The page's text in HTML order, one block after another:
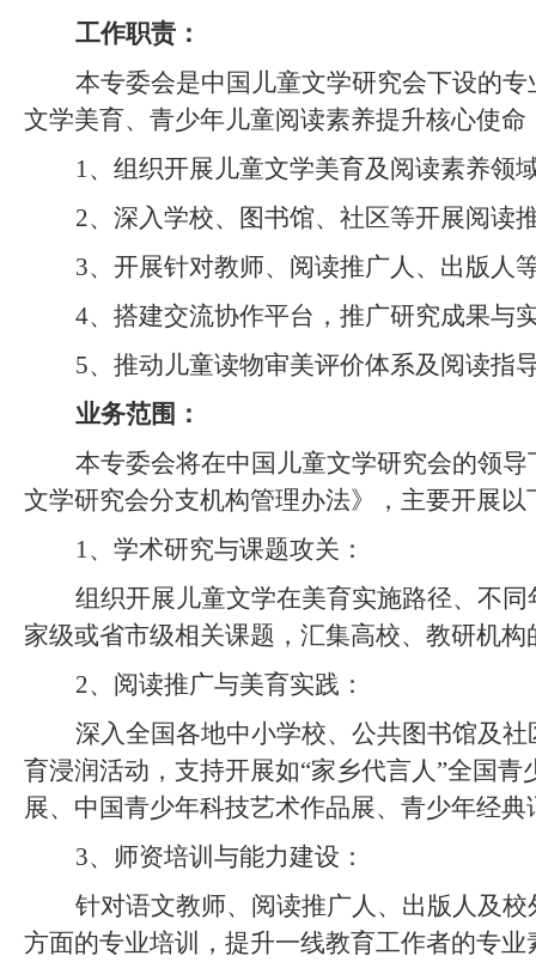
工作职责：
本专委会是中国儿童文学研究会下设的
文学美育、青少年儿童阅读素养提升核心使
1、 组织开展儿童文学美育及阅读素养领
2、 深入学校、图书馆、社区等开展阅读
3、 开展针对教师、阅读推广人、出版人
4、 搭建交流协作平台，推广研究成果与
5、 推动儿童读物审美评价体系及阅读指
业务范围：
本专委会将在中国儿童文学研究会的领
文学研究会分支机构管理办法》，主要开展以
1、 学术研究与课题攻关：
组织开展儿童文学在美育实施路径、不
家级或省市级相关课题，汇集高校、教研机
2、 阅读推广与美育实践：
深入全国各地中小学校、公共图书馆及社
育浸润活动， 支持开展如“家乡代言人”全国青
展、中国青少年科技艺术作品展、 青少年经典
3、 师资培训与能力建设：
针对语文教师、阅读推广人 、 出版人及校
方面的专业培训，提升一线教育工作者的专业